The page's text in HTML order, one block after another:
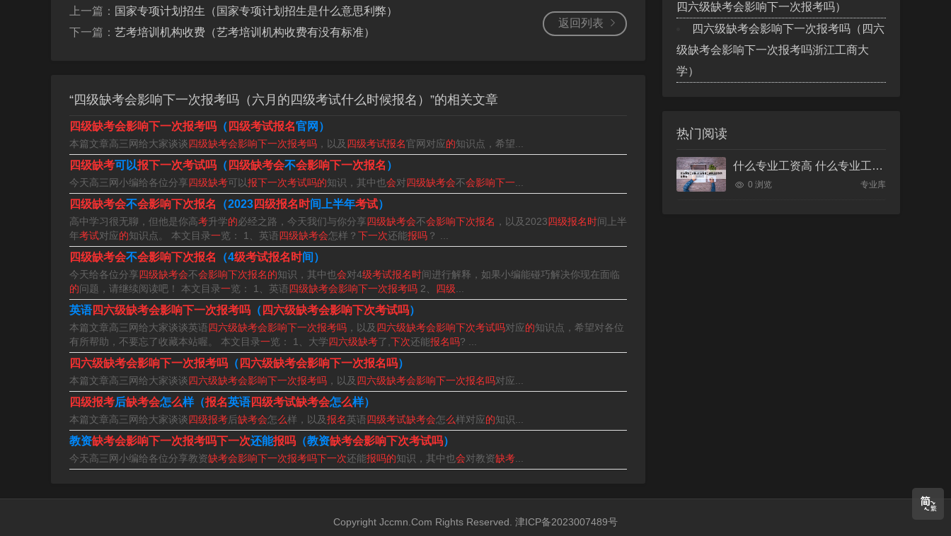
四级不考,下次还能报吗?
四级不参加考试下次不能考。英语4级缺考下一次还能不能报考主要取决于院校给不给你报考，大部分院校在英
语四级报考通知上明确表示无故缺考瑕疵是不允许报名的。
如果四级考试缺考了，下次不能继续考。因为六级考试本次报名无故不参加考试的学生，将取消下次六级考试报
名资格。
四级可以弃考但是有影响，会不允许下一次考试报名。
四级如果缺考下次还能考吗
1、四级不参加考试下次不能考。英语4级缺考下一次还能不能报考主要取决于院校给不给你报考，大部分院校在
英语四级报考通知上明确表示无故缺考瑕疵是不允许报名的。
2、英语四级缺考还能不能报考，是取决于院校给不给你报考，因为四六级官网上没有规定缺考后下一次不能报
考，大部分的院校在英语四六级报考通知上面就不会允许无故缺考。
试报名资格。
返回列表
上一篇： 国家专项计划招生（国家专项计划招生是什么意思利弊）
下一篇： 艺考培训机构收费（艺考培训机构收费有没有标准）
“四级缺考会影响下一次报考吗（六月的四级考试什么时候报名）”的相关文章
四级缺考会影响下一次报考吗 （ 四级考试报名官网）
本篇文章高三网给大家谈谈四级缺考会影响下一次报考吗 ，以及 四级考试报名官网对应的知识点，希望...
四级缺考可以报下一次考试吗 （ 四级缺考会不会影响下一次报名 ）
今天高三网小编给各位分享四级缺考可以报下一次考试吗的知识，其中也会对四级缺考会不会影响下一
四级缺考会不会影响下次报名 （2023四级报名时间上半年考试）
高中学习很无聊，但他是你高考升学的必经之路，今天我们与你分享四级缺考会不会影响下次报名 ，以及2023四级报名时间上半
年考试对应的知识点。 本文目录一览： 1、英语四级缺考会怎样？ 下一次还能报吗 ？ ...
四级缺考会不会影响下次报名 （4级考试报名时间）
今天给各位分享四级缺考会不会影响下次报名的知识，其中也会对4级考试报名时间进行解释，如果小编能碰巧解决你现在面临
的问题，请继续阅读吧！ 本文目录一览： 1、英语四级缺考会影响下一次报考吗 2、 四级
英语四六级缺考会影响下一次报考吗 （ 四六级缺考会影响下次考试吗）
本篇文章高三网给大家谈谈英语四六级缺考会影响下一次报考吗 ，以及 四六级缺考会影响下次考试吗对应的知识点，希望对各位
有所帮助，不要忘了收藏本站喔。 本文目录一览： 1、大学四六级缺考了, 下次还能报名吗? ...
四六级缺考会影响下一次报考吗 （ 四六级缺考会影响下一次报名吗）
本篇文章高三网给大家谈谈四六级缺考会影响下一次报考吗 ，以及 四六级缺考会影响下一次报名吗对应...
四级报考后缺考会怎么样（报名英语四级考试缺考会怎么样）
本篇文章高三网给大家谈谈四级报考后缺考会怎么样，以及报名英语四级考试缺考会怎么样对应的知识...
教资缺考会影响下一次报考吗下一次还能报吗 （教资缺考会影响下次考试吗）
今天高三网小编给各位分享教资缺考会影响下一次报考吗下一次还能报吗的知识，其中也会对教资缺考
四六级缺考会影响下一次报考吗）
四六级缺考会影响下一次报考吗（四六
级缺考会影响下一次报考吗浙江工商大
学）
热门阅读
什么专业工资高 什么专业工资高且适合物化生女
0 浏览 专业库
Copyright Jccmn.Com Rights Reserved. 津ICP备2023007489号